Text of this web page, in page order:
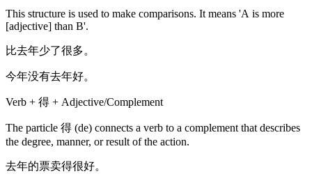
This structure is used to make comparisons. It means 'A is more
[adjective] than B'.
比去年少了很多。
今年没有去年好。
Verb + 得 + Adjective/Complement
The particle 得 (de) connects a verb to a complement that describes
the degree, manner, or result of the action.
去年的票卖得很好。